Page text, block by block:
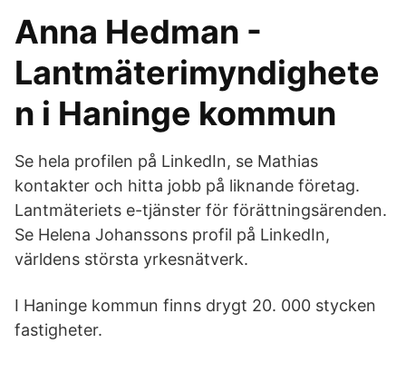
Anna Hedman -
Lantmäterimyndighete
n i Haninge kommun
Se hela profilen på LinkedIn, se Mathias
kontakter och hitta jobb på liknande företag.
Lantmäteriets e-tjänster för förättningsärenden.
Se Helena Johanssons profil på LinkedIn,
världens största yrkesnätverk.
I Haninge kommun finns drygt 20. 000 stycken
fastigheter.